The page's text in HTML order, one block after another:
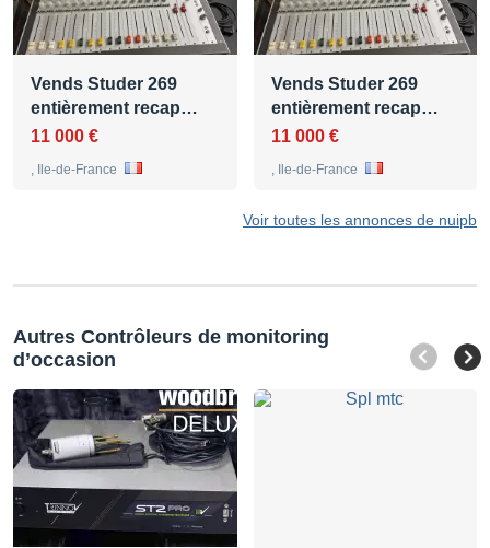
Vends Studer 269
entièrement recap…
11 000 €
, Ile-de-France
Vends Studer 269
entièrement recap…
11 000 €
, Ile-de-France
Voir toutes les annonces de nuipb
Autres Contrôleurs de monitoring
d’occasion